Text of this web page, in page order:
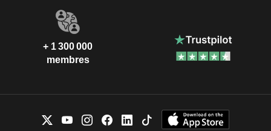
+ 1 300 000
membres